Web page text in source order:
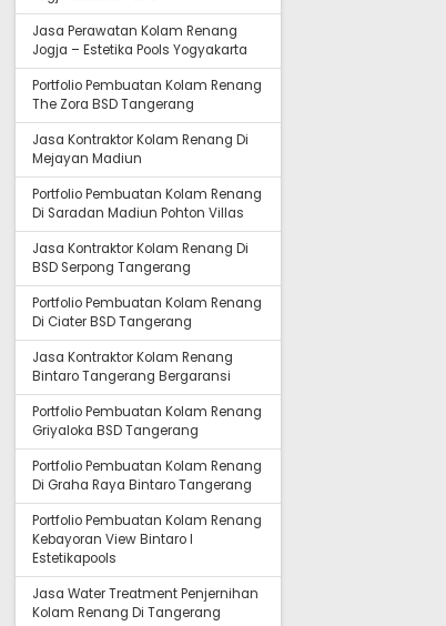
Jasa Perawatan Kolam Renang
Jogja – Estetika Pools Yogyakarta
Portfolio Pembuatan Kolam Renang
The Zora BSD Tangerang
Jasa Kontraktor Kolam Renang Di
Mejayan Madiun
Portfolio Pembuatan Kolam Renang
Di Saradan Madiun Pohton Villas
Jasa Kontraktor Kolam Renang Di
BSD Serpong Tangerang
Portfolio Pembuatan Kolam Renang
Di Ciater BSD Tangerang
Jasa Kontraktor Kolam Renang
Bintaro Tangerang Bergaransi
Portfolio Pembuatan Kolam Renang
Griyaloka BSD Tangerang
Portfolio Pembuatan Kolam Renang
Di Graha Raya Bintaro Tangerang
Portfolio Pembuatan Kolam Renang
Kebayoran View Bintaro I
Estetikapools
Jasa Water Treatment Penjernihan
Kolam Renang Di Tangerang